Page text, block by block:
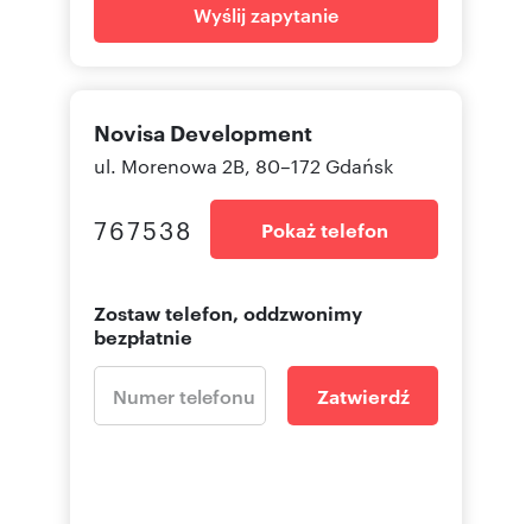
Wyślij zapytanie
Novisa Development
ul. Morenowa 2B, 80–172 Gdańsk
767538 Pokaż telefon
Zostaw telefon, oddzwonimy
bezpłatnie
Zatwierdź